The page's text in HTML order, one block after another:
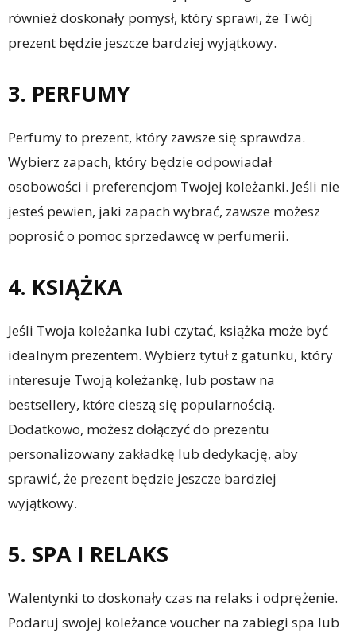
również doskonały pomysł, który sprawi, że Twój
prezent będzie jeszcze bardziej wyjątkowy.
3. PERFUMY
Perfumy to prezent, który zawsze się sprawdza.
Wybierz zapach, który będzie odpowiadał
osobowości i preferencjom Twojej koleżanki. Jeśli nie
jesteś pewien, jaki zapach wybrać, zawsze możesz
poprosić o pomoc sprzedawcę w perfumerii.
4. KSIĄŻKA
Jeśli Twoja koleżanka lubi czytać, książka może być
idealnym prezentem. Wybierz tytuł z gatunku, który
interesuje Twoją koleżankę, lub postaw na
bestsellery, które cieszą się popularnością.
Dodatkowo, możesz dołączyć do prezentu
personalizowany zakładkę lub dedykację, aby
sprawić, że prezent będzie jeszcze bardziej
wyjątkowy.
5. SPA I RELAKS
Walentynki to doskonały czas na relaks i odprężenie.
Podaruj swojej koleżance voucher na zabiegi spa lub